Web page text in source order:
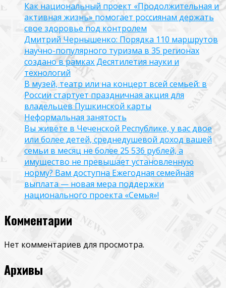
Как национальный проект «Продолжительная и
активная жизнь» помогает россиянам держать
свое здоровье под контролем
Дмитрий Чернышенко: Порядка 110 маршрутов
научно-популярного туризма в 35 регионах
создано в рамках Десятилетия науки и
технологий
В музей, театр или на концерт всей семьей: в
России стартует праздничная акция для
владельцев Пушкинской карты
Неформальная занятость
Вы живёте в Чеченской Республике, у вас двое
или более детей, среднедушевой доход вашей
семьи в месяц не более 25 536 рублей, а
имущество не превышает установленную
норму? Вам доступна Ежегодная семейная
выплата — новая мера поддержки
национального проекта «Семья»!
Комментарии
Нет комментариев для просмотра.
Архивы